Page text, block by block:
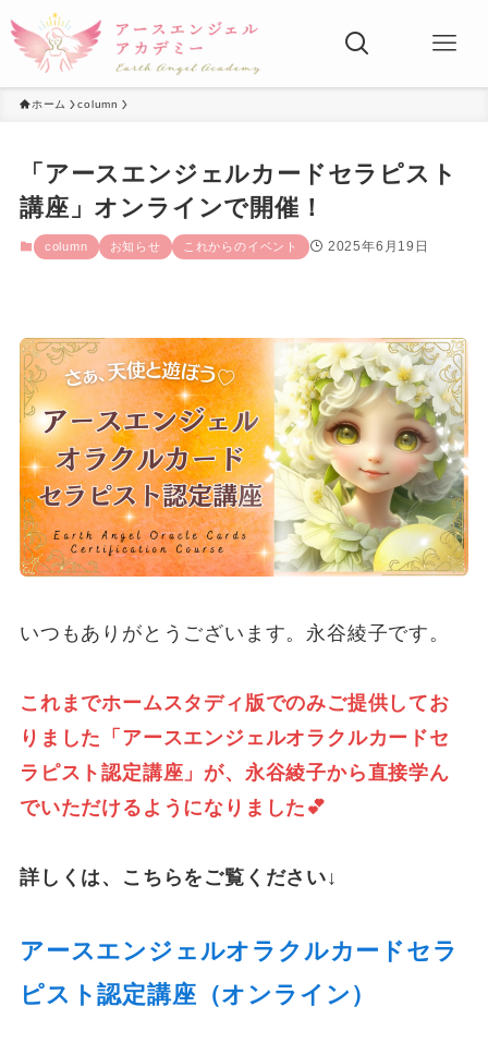
ホーム column
「アースエンジェルカードセラピスト
講座」オンラインで開催！
column お知らせ これからのイベント 2025年6月19日
いつもありがとうございます。永谷綾子です。
これまでホームスタディ版でのみご提供してお
りました「アースエンジェルオラクルカードセ
ラピスト認定講座」が、永谷綾子から直接学ん
でいただけるようになりました💕
詳しくは、こちらをご覧ください↓
アースエンジェルオラクルカードセラ
ピスト認定講座（オンライン）